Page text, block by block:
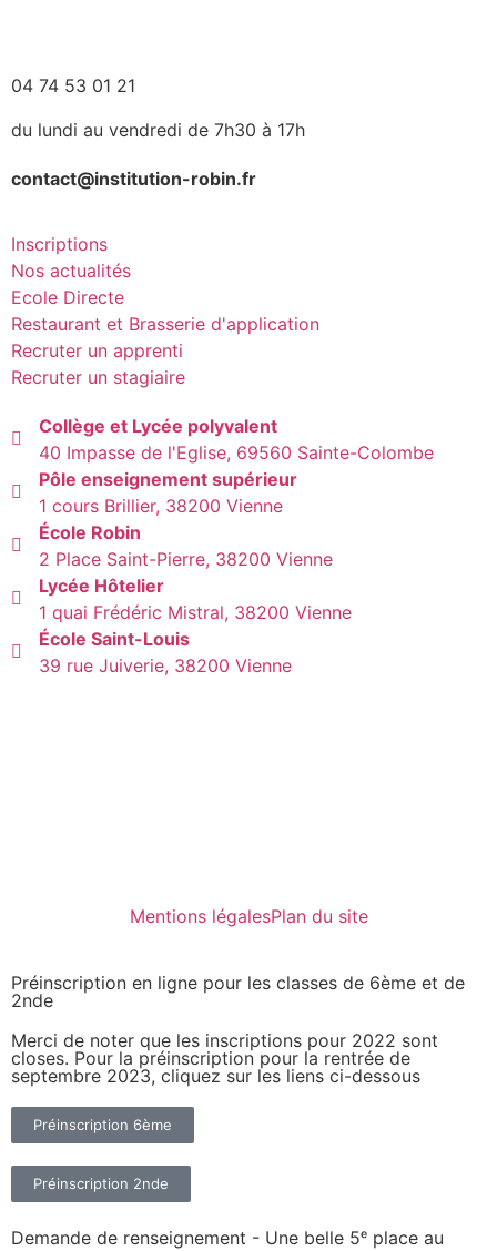
04 74 53 01 21
du lundi au vendredi de 7h30 à 17h
contact@institution-robin.fr
Inscriptions
Nos actualités
Ecole Directe
Restaurant et Brasserie d'application
Recruter un apprenti
Recruter un stagiaire
Collège et Lycée polyvalent
40 Impasse de l'Eglise, 69560 Sainte-Colombe
Pôle enseignement supérieur
1 cours Brillier, 38200 Vienne
École Robin
2 Place Saint-Pierre, 38200 Vienne
Lycée Hôtelier
1 quai Frédéric Mistral, 38200 Vienne
École Saint-Louis
39 rue Juiverie, 38200 Vienne
Mentions légalesPlan du site
Préinscription en ligne pour les classes de 6ème et de
2nde
Merci de noter que les inscriptions pour 2022 sont
closes. Pour la préinscription pour la rentrée de
septembre 2023, cliquez sur les liens ci-dessous
Préinscription 6ème
Préinscription 2nde
Demande de renseignement - Une belle 5ᵉ place au